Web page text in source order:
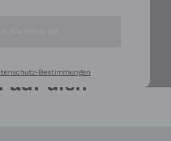
auf dich
Bestimmungen